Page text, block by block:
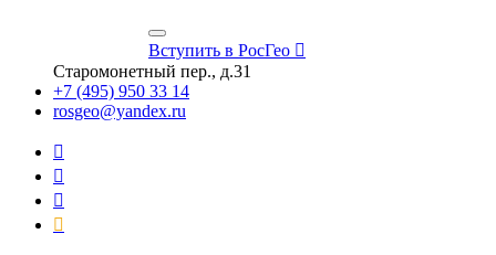
Вступить в РосГео
Старомонетный пер., д.31
+7 (495) 950 33 14
rosgeo@yandex.ru